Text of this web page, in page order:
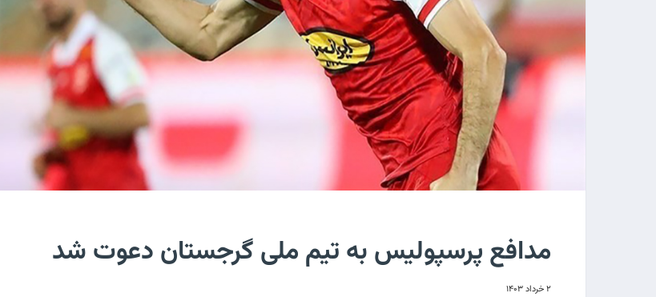
مدافع پرسپولیس به تیم ملی گرجستان دعوت شد
۲ خرداد ۱۴۰۳